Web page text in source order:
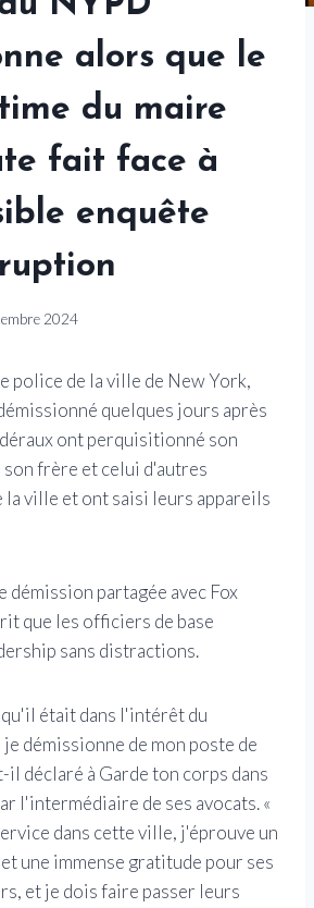
alors que le
du maire
fait face à
enquête
2024
police de la ville de New York,
quelques jours après
ont perquisitionné son
frère et celui d'autres
ville et ont saisi leurs appareils
démission partagée avec Fox
que les officiers de base
sans distractions.
qu'il était dans l'intérêt du
démissionne de mon poste de
il déclaré à Garde ton corps dans
l'intermédiaire de ses avocats. «
dans cette ville, j'éprouve un
une immense gratitude pour ses
et je dois faire passer leurs